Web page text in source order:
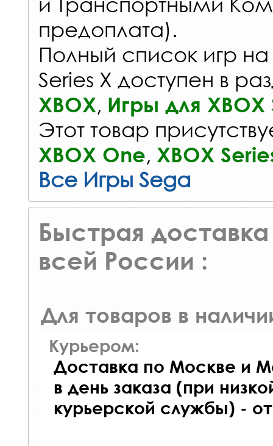
предоплата).
Полный список игр на
Series X доступен в
XBOX, Игры для XBOX
Этот товар
XBOX One, XBOX
Все Игры Sega
Быстрая доставка
всей России :
Для товаров в
Курьером:
Доставка по Москве и
в день заказа (при
курьерской службы) -